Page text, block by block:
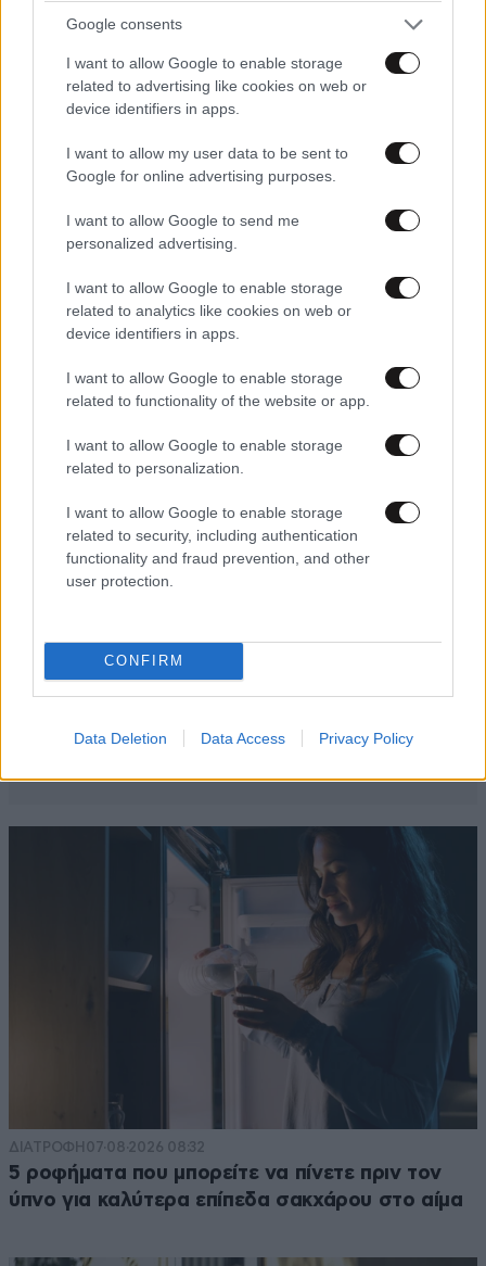
Google consents
I want to allow Google to enable storage
related to advertising like cookies on web or
device identifiers in apps.
I want to allow my user data to be sent to
Google for online advertising purposes.
I want to allow Google to send me
personalized advertising.
I want to allow Google to enable storage
related to analytics like cookies on web or
device identifiers in apps.
I want to allow Google to enable storage
related to functionality of the website or app.
I want to allow Google to enable storage
related to personalization.
I want to allow Google to enable storage
related to security, including authentication
functionality and fraud prevention, and other
user protection.
CONFIRM
Data Deletion Data Access Privacy Policy
και μητέρα
ΔΙΑΤΡΟΦΗ 07·08·2026 08:32
5 ροφήματα που μπορείτε να πίνετε πριν τον
ύπνο για καλύτερα επίπεδα σακχάρου στο αίμα